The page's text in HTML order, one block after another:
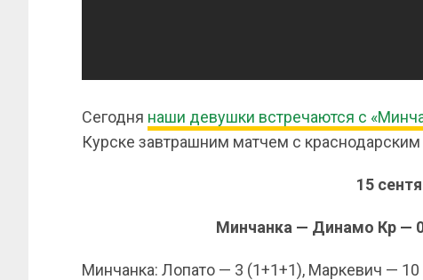
Сегодня наши девушки встречаются с
Курске завтрашним матчем с
15
Минчанка — Динамо Кр —
Минчанка: Лопато — 3 (1+1+1), Маркевич —